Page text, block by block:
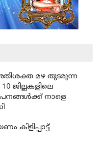
മഴ തുടരുന്ന
ജില്ലകളിലെ
നാളെ
കിളിപ്പാട്ട്